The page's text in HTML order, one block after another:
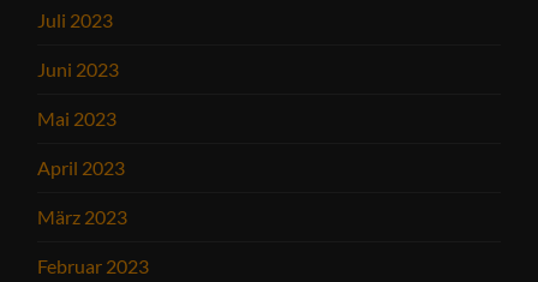
Juli 2023
Juni 2023
Mai 2023
April 2023
März 2023
Februar 2023